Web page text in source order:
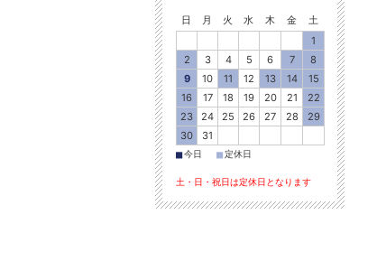
日 月 火 水 木 金
土
1
2
3 4 5 6 7
8
9
10 11 12 13 14
15
16
17 18 19 20 21
22
23
24 25 26 27 28
29
30
31
■今日 ■定休日
土・日・祝日は定休日となります